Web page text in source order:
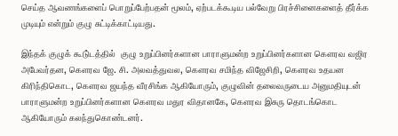
செய்த ஆவணங்களைப் பொறுப்பேற்பதன் மூலம், ஏற்படக்கூடிய பல்வேறு பிரச்சினைகளைத் தீர்க்க
முடியும் என்றும் குழு சுட்டிக்காட்டியது.
இந்தக் குழுக் கூடு்டத்தில் குழு உறுப்பினர்களான பாராளுமன்ற உறுப்பினர்களான கௌரவ வஜிர
அபேவர்தன, கௌரவ ஜே. சி. அலவத்துவல, கௌரவ சமிந்த விஜேசிறி, கௌரவ உதயன
கிரிந்திகொட, கௌரவ ஜயந்த வீரசிங்க ஆகியோரும், குழுவின் தலைவருடைய அனுமதியுடன்
பாராளுமன்ற உறுப்பினர்களான கௌரவ மதுர விதானகே, கௌரவ இசுரு தொடங்கொட
ஆகியோரும் கலந்துகொண்டனர்.